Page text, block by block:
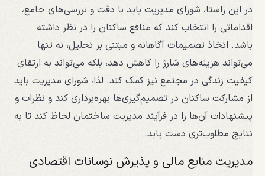
در این راستا، شورای مدیریت باید با دقت و بررسی‌های جامع،
اقداماتی را انتخاب کند که منافع ساکنان را در نظر داشته
باشد. اتخاذ تصمیمات آگاهانه و مبتنی بر تحلیل، نه تنها
می‌تواند هزینه‌های شارژ را کاهش دهد، بلکه می‌تواند به ارتقای
کیفیت زندگی در مجتمع نیز کمک کند. لذا، شورای مدیریت باید
از مشارکت ساکنان در تصمیم‌گیری‌ها بهره‌برداری کند و نظرات و
پیشنهادات آن‌ها را در فرآیند مدیریت ساختمان لحاظ کند تا به
نتایج مطلوب‌تری دست یابد.
مدیریت منابع مالی و پذیرش نوسانات اقتصادی